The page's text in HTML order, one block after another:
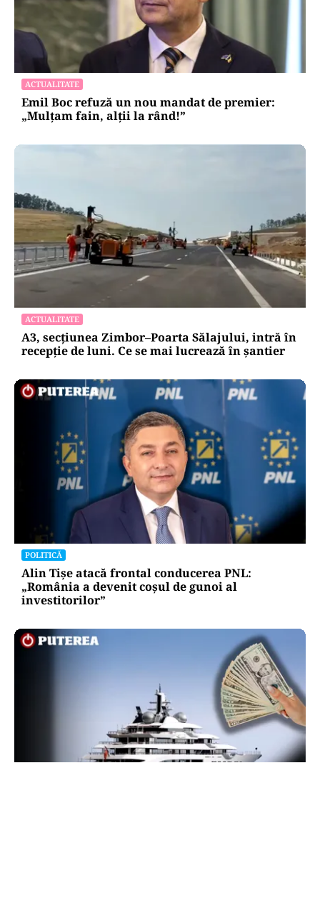
ACTUALITATE
Emil Boc refuză un nou mandat de premier:
„Mulțam fain, alții la rând!”
ACTUALITATE
A3, secțiunea Zimbor–Poarta Sălajului, intră în
recepție de luni. Ce se mai lucrează în șantier
POLITICĂ
Alin Tișe atacă frontal conducerea PNL:
„România a devenit coșul de gunoi al
investitorilor”